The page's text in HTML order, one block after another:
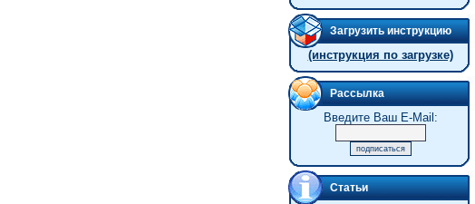
Загрузить инструкцию
(инструкция по загрузке)
Рассылка
Введите Ваш E-Mail:
Статьи